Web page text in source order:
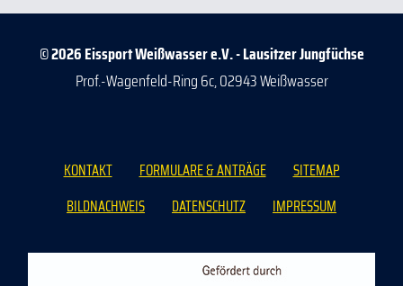
© 2026 Eissport Weißwasser e.V. - Lausitzer Jungfüchse
Prof.-Wagenfeld-Ring 6c, 02943 Weißwasser
KONTAKT FORMULARE & ANTRÄGE
SITEMAP
BILDNACHWEIS
DATENSCHUTZ IMPRESSUM